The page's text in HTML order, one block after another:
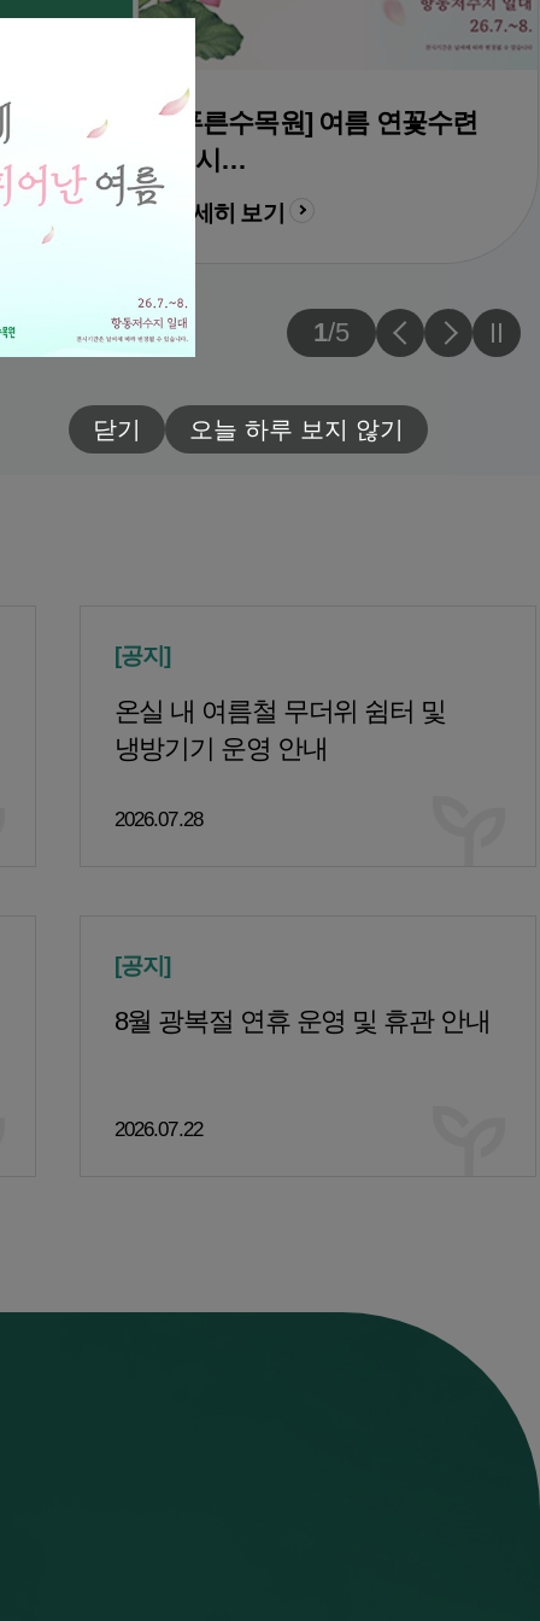
닫기 오늘 하루 보지 않기
[푸른수목원] 여름 연꽃수련
전시
항동저수지 일대 | 26.7.~8.
자세히 보기
1/5
이전
슬라이드
다음
슬라이드
슬라이
일시정
[공지]
온실 내 여름철 무더위 쉼터 및
냉방기기 운영 안내
2026.07.28
[공지]
8월 광복절 연휴 운영 및 휴관 안내
2026.07.22